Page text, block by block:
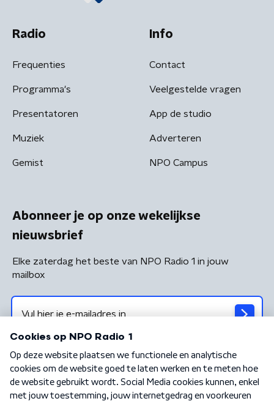
Radio
Frequenties
Programma's
Presentatoren
Muziek
Gemist
Info
Contact
Veelgestelde vragen
App de studio
Adverteren
NPO Campus
Abonneer je op onze wekelijkse
nieuwsbrief
Elke zaterdag het beste van NPO Radio 1 in jouw
mailbox
Algemene voorwaarden